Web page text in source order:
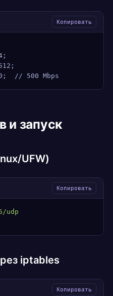
Копировать
// 500 Mbps
и запуск
UFW)
Копировать
udp
iptables
Копировать